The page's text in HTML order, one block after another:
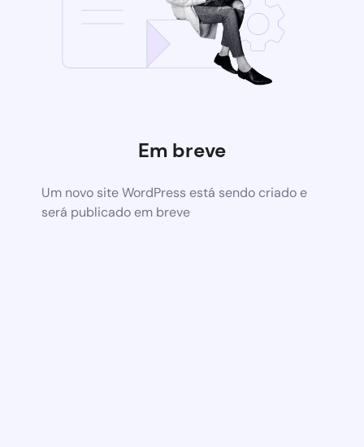
Em breve
Um novo site WordPress está sendo criado e
será publicado em breve